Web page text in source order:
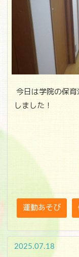
今日は学院の保
しました！
運動あそび
2025.07.18